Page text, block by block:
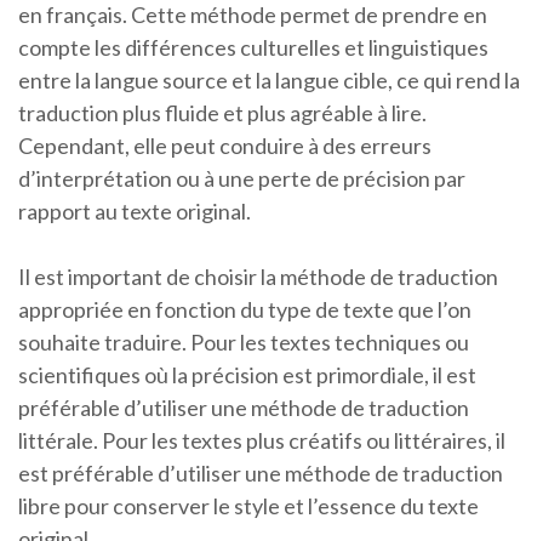
en français. Cette méthode permet de prendre en
compte les différences culturelles et linguistiques
entre la langue source et la langue cible, ce qui rend la
traduction plus fluide et plus agréable à lire.
Cependant, elle peut conduire à des erreurs
d’interprétation ou à une perte de précision par
rapport au texte original.
Il est important de choisir la méthode de traduction
appropriée en fonction du type de texte que l’on
souhaite traduire. Pour les textes techniques ou
scientifiques où la précision est primordiale, il est
préférable d’utiliser une méthode de traduction
littérale. Pour les textes plus créatifs ou littéraires, il
est préférable d’utiliser une méthode de traduction
libre pour conserver le style et l’essence du texte